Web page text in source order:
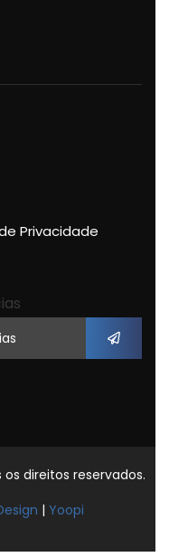
Privacidade
direitos reservados.
| Yoopi